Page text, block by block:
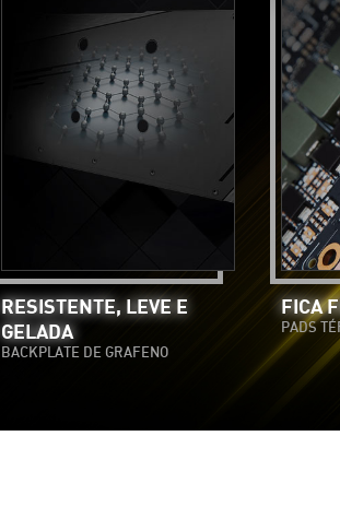
RESISTENTE, LEVE E
GELADA
BACKPLATE DE GRAFENO
FICA
PADS